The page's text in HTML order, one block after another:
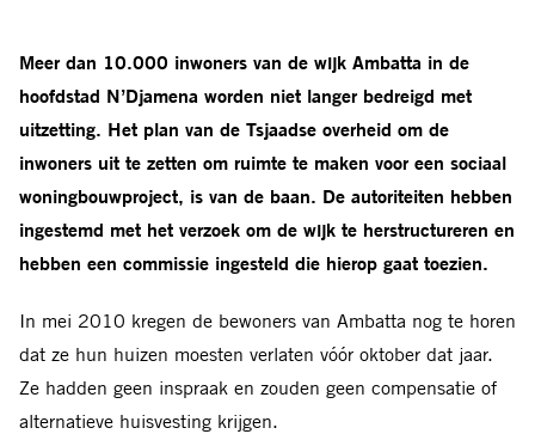
Meer dan 10.000 inwoners van de wijk Ambatta in de
hoofdstad N’Djamena worden niet langer bedreigd met
uitzetting. Het plan van de Tsjaadse overheid om de
inwoners uit te zetten om ruimte te maken voor een sociaal
woningbouwproject, is van de baan. De autoriteiten hebben
ingestemd met het verzoek om de wijk te herstructureren en
hebben een commissie ingesteld die hierop gaat toezien.
In mei 2010 kregen de bewoners van Ambatta nog te horen
dat ze hun huizen moesten verlaten vóór oktober dat jaar.
Ze hadden geen inspraak en zouden geen compensatie of
alternatieve huisvesting krijgen.